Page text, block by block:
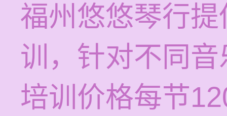
福州悠悠琴行
训，针对不同
培训价格每节